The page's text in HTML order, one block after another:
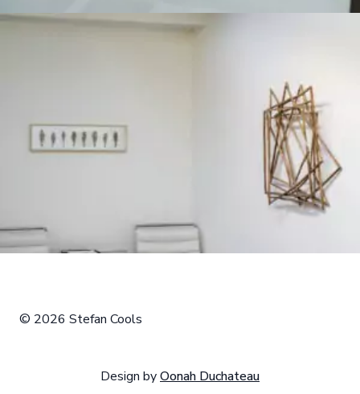
© 2026 Stefan Cools
Design byOonah Duchateau